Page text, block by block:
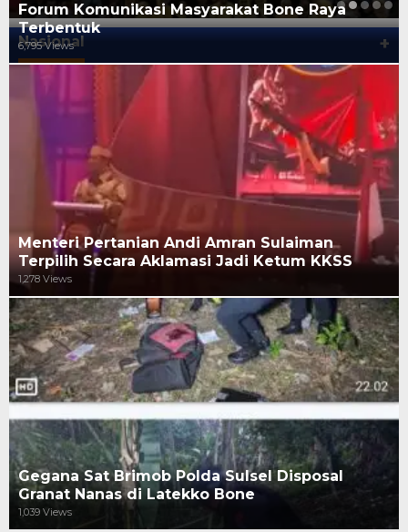
Nasional +
Forum Komunikasi Masyarakat Bone Raya
Terbentuk
6,795 Views
Menteri Pertanian Andi Amran Sulaiman
Terpilih Secara Aklamasi Jadi Ketum KKSS
1,278 Views
Gegana Sat Brimob Polda Sulsel Disposal
Granat Nanas di Latekko Bone
1,039 Views